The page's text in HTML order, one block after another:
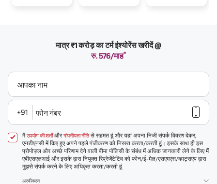
मात्र ₹1 करोड़ का टर्म इंश्योरेंस खरीदें @
रु. 576/माह*
आपका नाम
+91 फोन नंबर
मैंउपयोग की शर्तोंऔरगोपनीयता नीतिसे सहमत हूं और यहां अपना निजी संपर्क विवरण देकर,
एनडीएनसी में किए हुए अपने पहले पंजीकरण को निरस्त करता/करती हूं। इसके साथ ही इस
प्रोपोज़ल और अच्छे परिणाम देने वाली बीमा पॉलिसी के संबंध में अधिक जानकारी लेने के लिए मैं
एबीएसएलआई और इसके द्वारा नियुक्त रिप्रेजेंटेटिव को फोन/ई-मेल/एसएमएस/व्हाट्सएप द्वारा
मुझसे संपर्क करने के लिए अधिकृत करता/करती हूं
अस्वीकरण